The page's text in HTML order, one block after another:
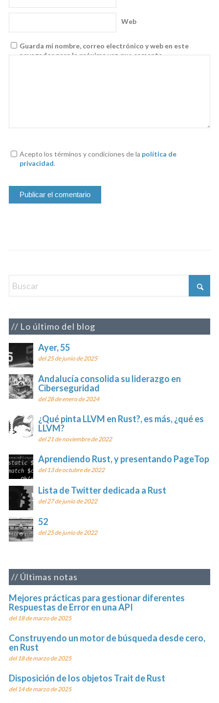
Web
Guarda mi nombre, correo electrónico y web en este
navegador para la próxima vez que comente.
Acepto los términos y condiciones de la política de
privacidad.
Lo último del blog
Ayer, 55
del 25 de junio de 2025
Andalucía consolida su liderazgo en
Ciberseguridad
del 28 de enero de 2024
¿Qué pinta LLVM en Rust?, es más, ¿qué es
LLVM?
del 21 de noviembre de 2022
Aprendiendo Rust, y presentando PageTop
del 13 de octubre de 2022
Lista de Twitter dedicada a Rust
del 27 de junio de 2022
52
del 25 de junio de 2022
Últimas notas
Mejores prácticas para gestionar diferentes
Respuestas de Error en una API
del 18 de marzo de 2025
Construyendo un motor de búsqueda desde cero,
en Rust
del 18 de marzo de 2025
Disposición de los objetos Trait de Rust
del 14 de marzo de 2025